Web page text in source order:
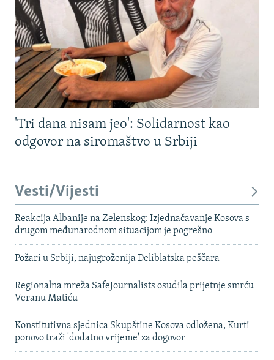
'Tri dana nisam jeo': Solidarnost kao
odgovor na siromaštvo u Srbiji
Vesti/Vijesti
Reakcija Albanije na Zelenskog: Izjednačavanje Kosova s ​​
drugom međunarodnom situacijom je pogrešno
Požari u Srbiji, najugroženija Deliblatska peščara
Regionalna mreža SafeJournalists osudila prijetnje smrću
Veranu Matiću
Konstitutivna sjednica Skupštine Kosova odložena, Kurti
ponovo traži 'dodatno vrijeme' za dogovor